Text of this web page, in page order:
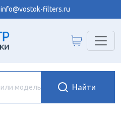
info@vostok-filters.ru